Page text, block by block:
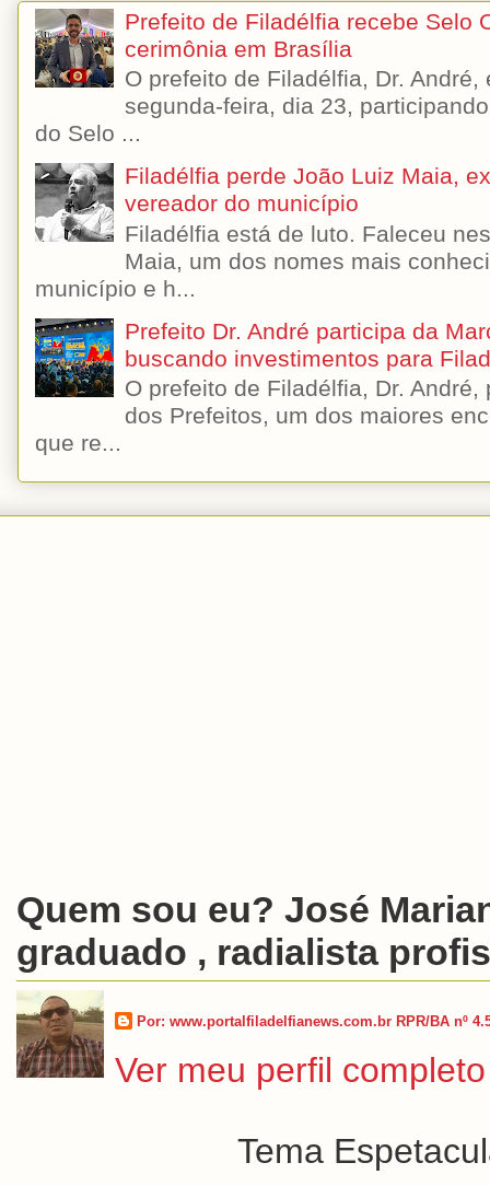
Prefeito de Filadélfia recebe Selo
cerimônia em Brasília
O prefeito de Filadélfia, Dr.
segunda-feira, dia 23,
do Selo ...
Filadélfia perde João Luiz Maia,
vereador do município
Filadélfia está de luto. Faleceu
Maia, um dos nomes mais
município e h...
Prefeito Dr. André participa da
buscando investimentos para
O prefeito de Filadélfia, Dr.
dos Prefeitos, um dos maiores
que re...
Quem sou eu? José
graduado , radialista
Por: www.portalfiladelfianews.com.br RPR/BA nº
Ver meu perfil completo
Tema